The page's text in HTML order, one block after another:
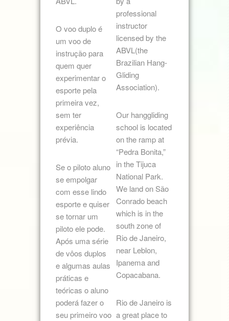
O voo duplo é
um voo de
instrução para
quem quer
experimentar o
esporte pela
primeira vez,
sem ter
experiência
prévia.
Se o piloto aluno
se empolgar
com esse lindo
esporte e quiser
se tornar um
piloto ele pode.
Após uma série
de vôos duplos
e algumas aulas
práticas e
teóricas o aluno
poderá fazer o
seu primeiro voo
professional
instructor
licensed by the
ABVL(the
Brazilian Hang-
Gliding
Association).
Our hanggliding
school is located
on the ramp at
“Pedra Bonita,”
in the Tijuca
National Park.
We land on São
Conrado beach
which is in the
south zone of
Rio de Janeiro,
near Leblon,
Ipanema and
Copacabana.
Rio de Janeiro is
a great place to